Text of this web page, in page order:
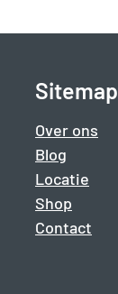
Sitemap
Over ons
Blog
Locatie
Shop
Contact